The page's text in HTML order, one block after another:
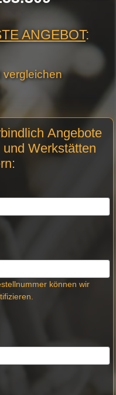
ANGEBOT:
vergleichen
Angebote
Werkstätten
können wir